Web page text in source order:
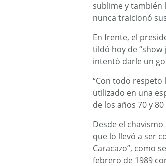
sublime y también
nunca traicionó
En frente, el
tildó hoy de
intentó darle un
“Con todo respeto
utilizado en una
de los años 70 y
Desde el
que lo llevó a ser
Caracazo”, como
febrero de 1989